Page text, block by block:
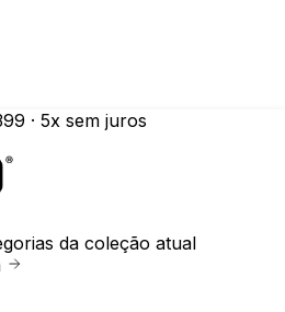
· 5x sem juros
da coleção atual